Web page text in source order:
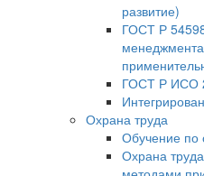
развитие)
ГОСТ Р
менеджмента
ГОСТ Р ИСО
Охрана труда
Обучение по
Охрана